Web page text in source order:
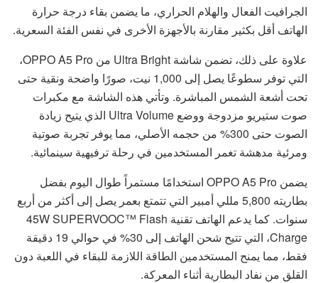
الجرافيت الفعال والهلام الحراري، ما يضمن بقاء درجة حرارة
الهاتف أقل بكثير مقارنة بالأجهزة الأخرى في نفس الفئة السعرية.
علاوة على ذلك، تضمن شاشة Ultra Bright من OPPO A5 Pro،
التي توفر سطوعًا يصل إلى 1,000 نيت، صورًا واضحة ونقية حتى
تحت أشعة الشمس المباشرة. وتأتي هذه الشاشة مع مكبرات
صوت ستيريو مزدوجة ووضع Ultra Volume الذي يتيح زيادة
الصوت حتى 300% من حجمه الأصلي، مما يوفر تجربة صوتية
ومرئية مدهشة تغمر المستخدمين في رحلة ترفيهية سينمائية.
يضمن OPPO A5 Pro استخدامًا مستمراً طوال اليوم بفضل
بطاريته 5,800 مللي أمبير التي تتمتع بعمر يصل إلى أكثر من أربع
سنوات. كما يدعم الهاتف تقنية 45W SUPERVOOC™ Flash
Charge، التي تتيح شحن الهاتف إلى 30% في حوالي 19 دقيقة
فقط، مما يمنح المستخدمين الطاقة اللازمة للبقاء في اللعبة دون
القلق من نفاد البطارية أثناء المعركة.